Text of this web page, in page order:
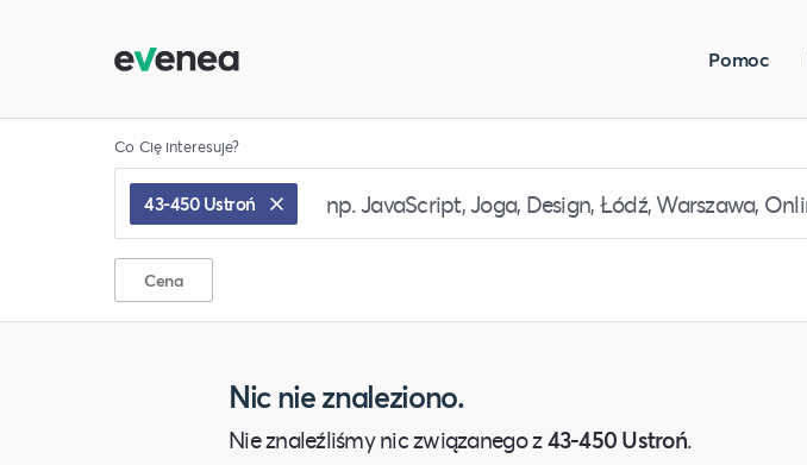
Pomoc
Co Cię interesuje?
43-450 Ustroń
Cena
Nic nie znaleziono.
Nie znaleźliśmy nic związanego z43-450 Ustroń.